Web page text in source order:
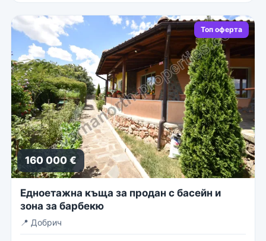
Топ оферта
160 000 €
Едноетажна къща за продан с басейн и
зона за барбекю
📍 Добрич